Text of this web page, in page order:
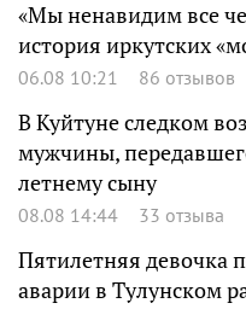
«Мы ненавидим все
история иркутских
06.08 10:21 86 отзывов
В Куйтуне следком
мужчины,
летнему сыну
08.08 14:44 33 отзыва
Пятилетняя девочка
аварии в Тулунском